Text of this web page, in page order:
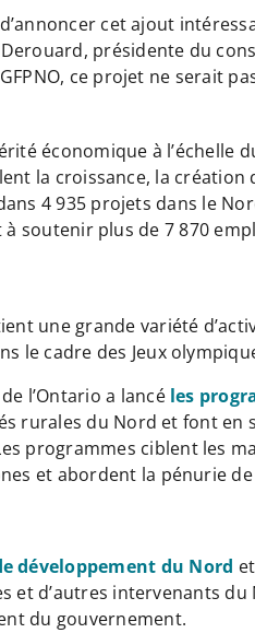
cet ajout
présidente du
ce projet ne serait
économique à
la croissance, la création
4 935 projets dans le
soutenir plus de 7 870
une grande variété
le cadre des Jeux
l’Ontario a lancé les
rurales du Nord et font en
programmes ciblent les
et abordent la pénurie
développement du Nord
et d’autres intervenants
du gouvernement.